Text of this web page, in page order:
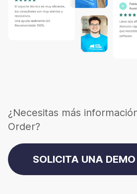
¿Necesitas más
Order?
SOLICITA UNA DEMO